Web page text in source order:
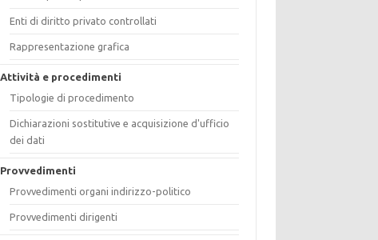
Enti di diritto privato controllati
Rappresentazione grafica
Attività e procedimenti
Tipologie di procedimento
Dichiarazioni sostitutive e acquisizione d'ufficio
dei dati
Provvedimenti
Provvedimenti organi indirizzo-politico
Provvedimenti dirigenti